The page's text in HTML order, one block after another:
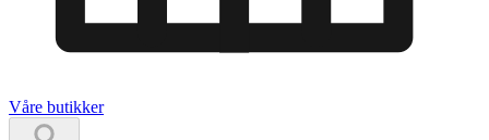
Våre butikker